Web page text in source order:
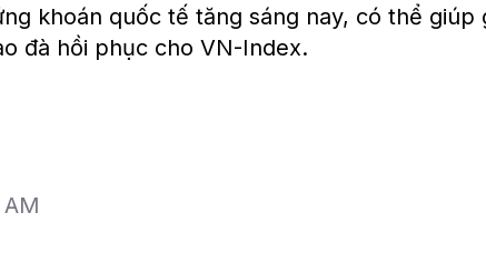
khoán quốc tế tăng sáng nay, có thể giúp
đà hồi phục cho VN-Index.